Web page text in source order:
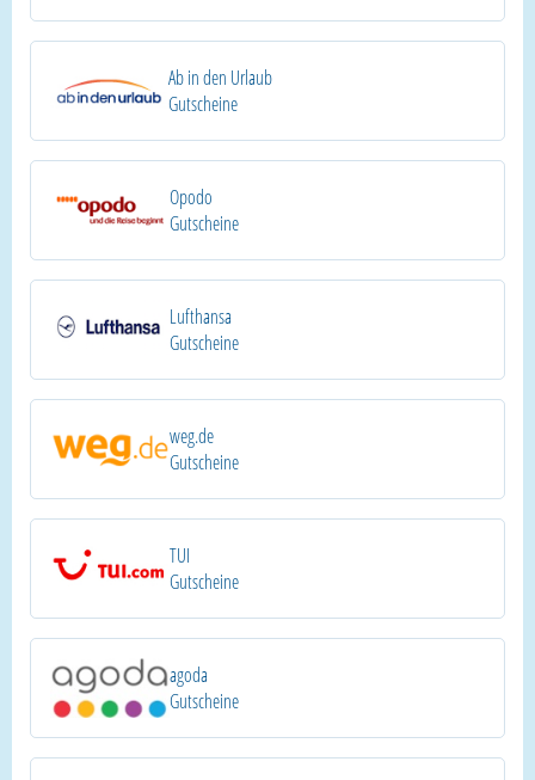
Ab in den Urlaub
Gutscheine
Opodo
Gutscheine
Lufthansa
Gutscheine
weg.de
Gutscheine
TUI
Gutscheine
agoda
Gutscheine